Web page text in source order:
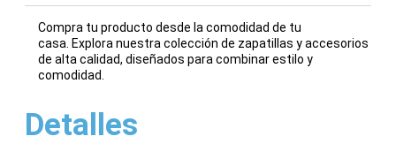
Compra tu producto desde la comodidad de tu
casa. Explora nuestra colección de zapatillas y accesorios
de alta calidad, diseñados para combinar estilo y
comodidad.
Detalles